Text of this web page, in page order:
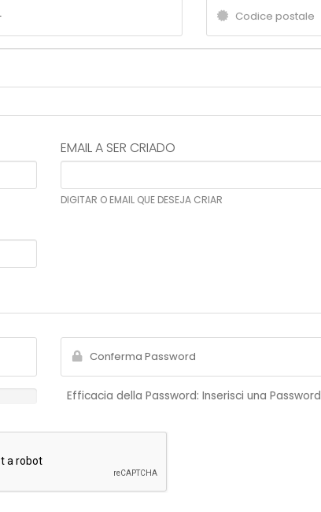
EMAIL A SER CRIADO
DIGITAR O EMAIL QUE DESEJA CRIAR
Efficacia della Password: Inserisci una Password